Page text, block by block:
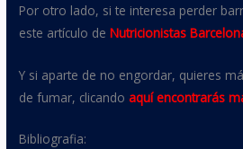
Por otro lado, si te interesa perder
este artículo deNutricionistas
Y si aparte de no engordar, quieres
de fumar, clicandoaquí encontrarás
Bibliografia: